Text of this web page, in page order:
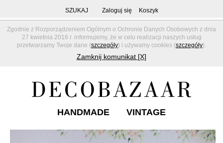
Zgodnie z Rozporządzeniem Ogólnym o Ochronie Danych Osobowych z dnia
27 kwietnia 2016 r. informujemy, że w celu realizacji naszych usług
przetwarzamy Twoje dane (szczegóły) i używamy cookies (szczegóły).
Zamknij komunikat [X]
SZUKAJ Zaloguj się Koszyk
HANDMADE VINTAGE